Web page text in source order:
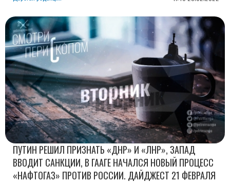
ПУТИН РЕШИЛ ПРИЗНАТЬ «ДНР» И «ЛНР», ЗАПАД
ВВОДИТ САНКЦИИ, В ГААГЕ НАЧАЛСЯ НОВЫЙ ПРОЦЕСС
«НАФТОГАЗ» ПРОТИВ РОССИИ. ДАЙДЖЕСТ 21 ФЕВРАЛЯ